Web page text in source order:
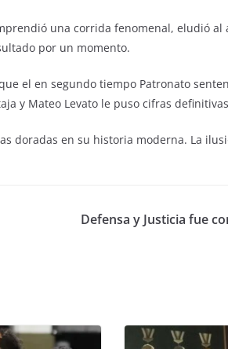
una corrida fenomenal, eludió
por un momento.
el en segundo tiempo Patronato
y Mateo Levato le puso cifras
doradas en su historia moderna. La
Defensa y Justicia fue